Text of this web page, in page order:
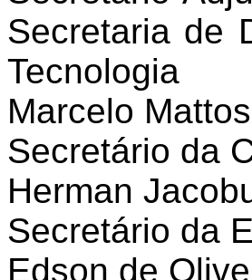
Secretaria de
Tecnologia
Marcelo
Secretário da
Herman
Secretário da
Edson de